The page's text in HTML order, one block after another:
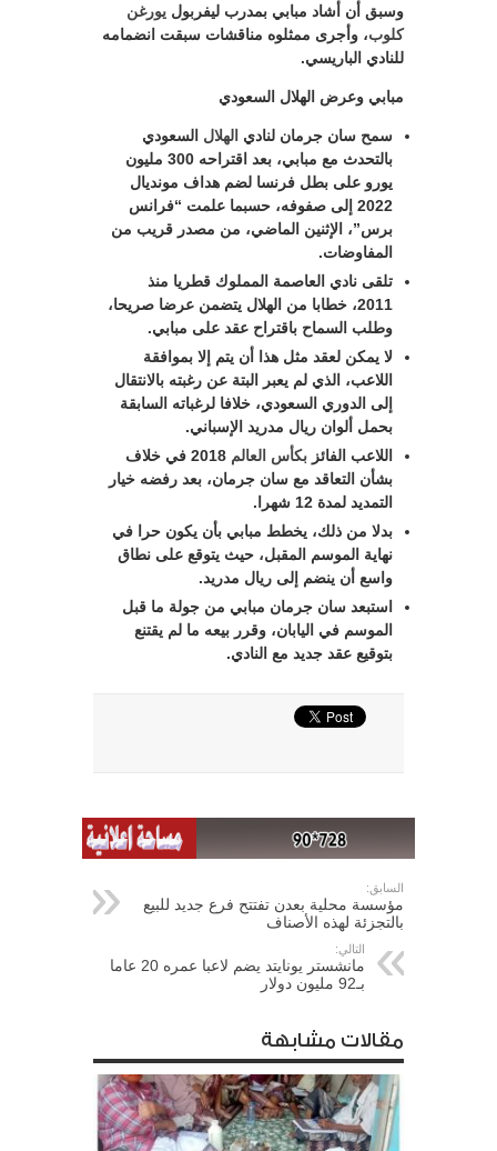
وسبق أن أشاد مبابي بمدرب ليفربول يورغن
كلوب، وأجرى ممثلوه مناقشات سبقت انضمامه
للنادي الباريسي.
مبابي وعرض الهلال السعودي
سمح سان جرمان لنادي الهلال السعودي
بالتحدث مع مبابي، بعد اقتراحه 300 مليون
يورو على بطل فرنسا لضم هداف مونديال
2022 إلى صفوفه، حسبما علمت “فرانس
برس”، الإثنين الماضي، من مصدر قريب من
المفاوضات.
تلقى نادي العاصمة المملوك قطريا منذ
2011، خطابا من الهلال يتضمن عرضا صريحا،
وطلب السماح باقتراح عقد على مبابي.
لا يمكن لعقد مثل هذا أن يتم إلا بموافقة
اللاعب، الذي لم يعبر البتة عن رغبته بالانتقال
إلى الدوري السعودي، خلافا لرغباته السابقة
بحمل ألوان ريال مدريد الإسباني.
اللاعب الفائز بكأس العالم
2018 في خلاف
بشأن التعاقد مع سان جرمان، بعد رفضه خيار
التمديد لمدة 12 شهرا.
بدلا من ذلك، يخطط مبابي بأن يكون حرا في
نهاية الموسم المقبل، حيث يتوقع على نطاق
واسع أن ينضم إلى ريال مدريد.
استبعد سان جرمان مبابي من جولة ما قبل
الموسم في اليابان، وقرر بيعه ما لم يقتنع
بتوقيع عقد جديد مع النادي.
السابق:
مؤسسة محلية بعدن تفتتح فرع جديد للبيع
بالتجزئة لهذه الأصناف
التالي:
مانشستر يونايتد يضم لاعبا عمره 20 عاما
بـ92 مليون دولار
مقالات مشابهة